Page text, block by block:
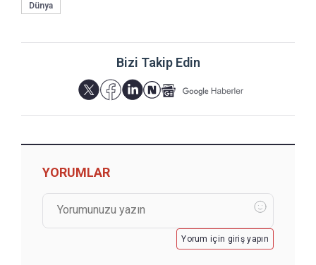
Dünya
Bizi Takip Edin
YORUMLAR
Yorum için giriş yapın